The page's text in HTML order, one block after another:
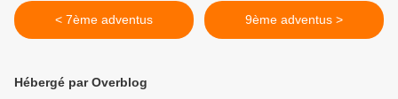
< 7ème adventus 9ème adventus >
Hébergé par Overblog